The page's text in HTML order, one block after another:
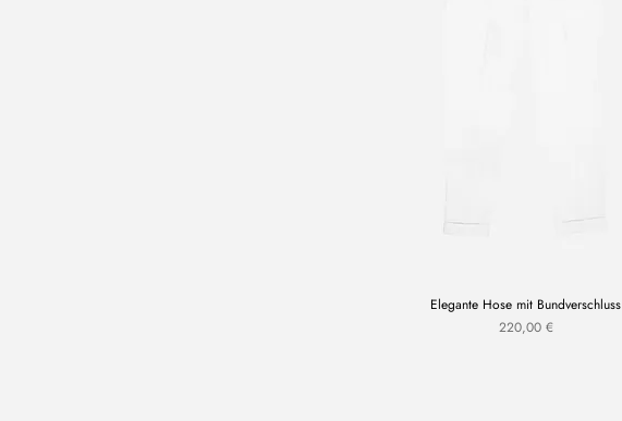
Elegante Hose mit Bundverschluss
Prezzo
220,00 €